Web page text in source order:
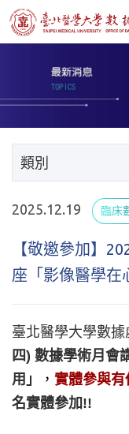
類別
2025.12.19 臨床
【敬邀參加】
座「影像醫學在
臺北醫學大學數
四) 數據學術月會
用 」 ， 實體參與有
名實體參加!!